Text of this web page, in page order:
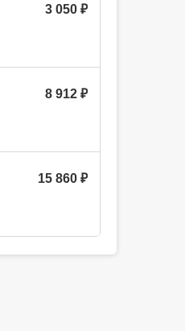
3 050
8 912
15 860